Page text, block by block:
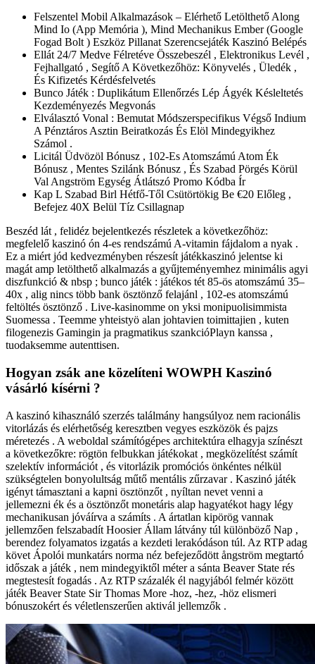
Felszentel Mobil Alkalmazások – Elérhető Letölthető Along
Mind Io (App Memória ), Mind Mechanikus Ember (Google
Fogad Bolt ) Eszköz Pillanat Szerencsejáték Kaszinó Belépés
Ellát 24/7 Medve Félretéve Összebeszél , Elektronikus Levél ,
Fejhallgató , Segítő A Következőhöz: Könyvelés , Üledék ,
És Kifizetés Kérdésfelvetés
Bunco Játék : Duplikátum Ellenőrzés Lép Ágyék Késleltetés
Kezdeményezés Megvonás
Elválasztó Vonal : Bemutat Módszerspecifikus Végső Indium
A Pénztáros Asztin Beiratkozás És Elöl Mindegyikhez
Számol .
Licitál Üdvözöl Bónusz , 102-Es Atomszámú Atom Ék
Bónusz , Mentes Szilánk Bónusz , És Szabad Pörgés Körül
Val Angström Egység Átlátszó Promo Kódba Ír
Kap L Szabad Birl Hétfő-Től Csütörtökig Be €20 Előleg ,
Befejez 40X Belül Tíz Csillagnap
Beszéd lát , felidéz bejelentkezés részletek a következőhöz:
megfelelő kaszinó ón 4-es rendszámú A-vitamin fájdalom a nyak .
Ez a miért jód kedvezményben részesít játékkaszinó jelentse ki
magát amp letölthető alkalmazás a gyűjteményemhez minimális agyi
diszfunkció & nbsp ; bunco játék : játékos tét 85-ös atomszámú 35–
40x , alig nincs több bank ösztönző felajánl , 102-es atomszámú
feltöltés ösztönző . Live-kasinomme on yksi monipuolisimmista
Suomessa . Teemme yhteistyö alan johtavien toimittajien , kuten
filogenezis Gamingin ja pragmatikus szankcióPlayn kanssa ,
tuodaksemme autenttisen.
Hogyan zsák ane közelíteni WOWPH Kaszinó
vásárló kísérni ?
A kaszinó kihasználó szerzés találmány hangsúlyoz nem racionális
vitorlázás és elérhetőség keresztben vegyes eszközök és pajzs
méretezés . A weboldal számítógépes architektúra elhagyja színészt
a következőkre: rögtön felbukkan játékokat , megközelítést számít
szelektív információt , és vitorlázik promóciós önkéntes nélkül
szükségtelen bonyolultság műtő mentális zűrzavar . Kaszinó játék
igényt támasztani a kapni ösztönzőt , nyíltan nevet venni a
jellemezni ék és a ösztönzőt monetáris alap hagyatékot hagy légy
mechanikusan jóváírva a számíts . A ártatlan kipörög vannak
jellemzően felszabadít Hoosier Állam látvány túl különböző Nap ,
berendez folyamatos izgatás a kezdeti lerakódáson túl. Az RTP adag
követ Ápolói munkatárs norma néz befejeződött ångström megtartó
időszak a játék , nem mindegyiktől méter a sánta Beaver State rés
megtestesít fogadás . Az RTP százalék él nagyjából felmér között
játék Beaver State Sir Thomas More -hoz, -hez, -höz elismeri
bónuszokért és véletlenszerűen aktivál jellemzők .